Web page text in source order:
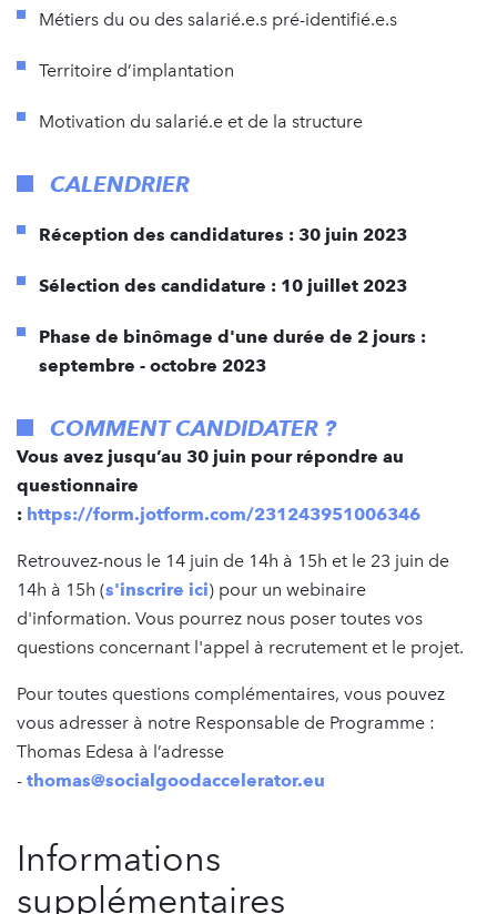
Métiers du ou des salarié.e.s pré-identifié.e.s
Territoire d’implantation
Motivation du salarié.e et de la structure
CALENDRIER
Réception des candidatures : 30 juin 2023
Sélection des candidature : 10 juillet 2023
Phase de binômage d'une durée de 2 jours :
septembre - octobre 2023
COMMENT CANDIDATER ?
Vous avez jusqu’au 30 juin pour répondre au
questionnaire
: https://form.jotform.com/231243951006346
Retrouvez-nous le 14 juin de 14h à 15h et le 23 juin de
14h à 15h (s'inscrire ici) pour un webinaire
d'information. Vous pourrez nous poser toutes vos
questions concernant l'appel à recrutement et le projet.
Pour toutes questions complémentaires, vous pouvez
vous adresser à notre Responsable de Programme :
Thomas Edesa à l’adresse
- thomas@socialgoodaccelerator.eu
Informations
supplémentaires